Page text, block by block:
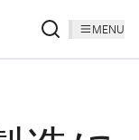
MENU